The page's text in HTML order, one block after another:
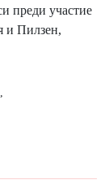
преди участие
и Пилзен,